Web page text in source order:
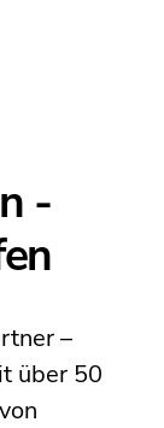
-
–
über 50